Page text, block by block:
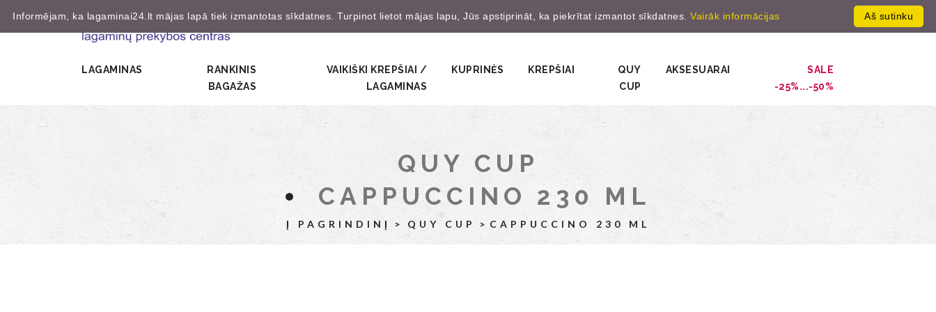
0
Užsiregistruot
Prisijungti
LAGAMINAS
RANKINIS
BAGAŽAS
VAIKIŠKI KREPŠIAI /
LAGAMINAS
KUPRINĖS KREPŠIAI
QUY
CUP
AKSESUARAI
SALE
-25%...-50%
QUY CUP
CAPPUCCINO 230 ML
Į PAGRINDINĮ QUY CUP CAPPUCCINO 230 ML
Aš sutinku
Informējam, ka lagaminai24.lt mājas lapā tiek izmantotas sīkdatnes. Turpinot lietot mājas lapu, Jūs apstiprināt, ka piekrītat izmantot sīkdatnes. Vairāk informācijas